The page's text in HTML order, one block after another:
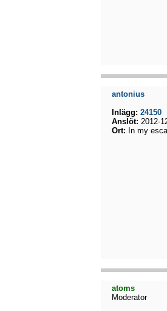
antonius
Inlägg: 24150
Anslöt: 2012-
Ort: In my
atoms
Moderator